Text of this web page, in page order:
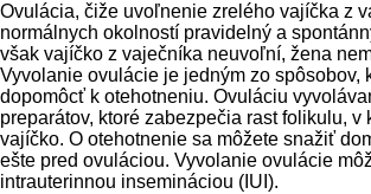
Ovulácia, čiže uvoľnenie zrelého vajíčka z
normálnych okolností pravidelný a
však vajíčko z vaječníka neuvoľní, žena
Vyvolanie ovulácie je jedným zo spôsobov,
dopomôcť k otehotneniu. Ovuláciu
preparátov, ktoré zabezpečia rast folikulu, v
vajíčko. O otehotnenie sa môžete snažiť
ešte pred ovuláciou. Vyvolanie ovulácie
intrauterinnou insemináciou (IUI).